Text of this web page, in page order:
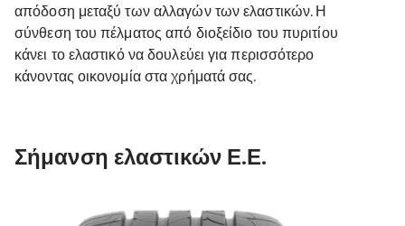
απόδοση μεταξύ των αλλαγών των ελαστικών. Η
σύνθεση του πέλματος από διοξείδιο του πυριτίου
κάνει το ελαστικό να δουλεύει για περισσότερο
κάνοντας οικονομία στα χρήματά σας.
Σήμανση ελαστικών Ε.Ε.